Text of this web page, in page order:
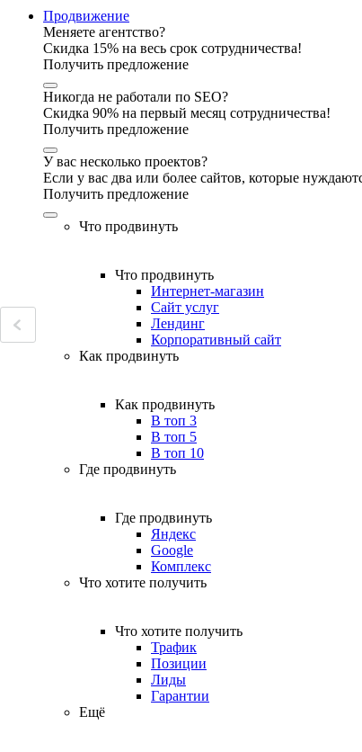
Продвижение
Меняете агентство?
Скидка 15% на весь срок сотрудничества!
Получить предложение
Никогда не работали по SEO?
Скидка 90% на первый месяц сотрудничества!
Получить предложение
У вас несколько проектов?
Если у вас два или более сайтов, которые
Получить предложение
Что продвинуть
Что продвинуть
Интернет-магазин
Сайт услуг
Лендинг
Корпоративный сайт
Как продвинуть
Как продвинуть
В топ 3
В топ 5
В топ 10
Где продвинуть
Где продвинуть
Яндекс
Google
Комплекс
Что хотите получить
Что хотите получить
Трафик
Позиции
Лиды
Гарантии
Ещё